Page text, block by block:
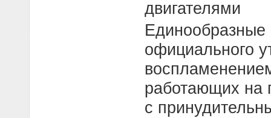
двигателями
официального
работающих на
с